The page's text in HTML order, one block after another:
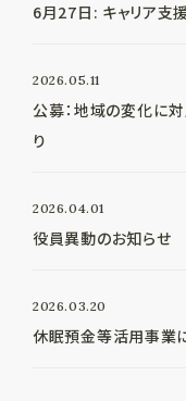
6月27日: キャリア支
2026.05.11
公募：地域の変化に
り
2026.04.01
役員異動のお知らせ
2026.03.20
休眠預金等活用事業